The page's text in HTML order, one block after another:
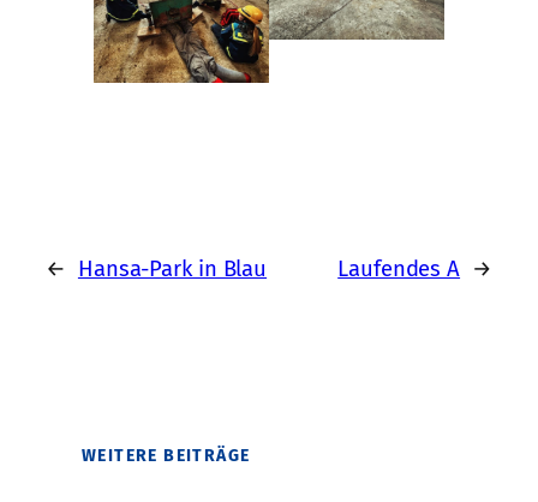
← Hansa-Park in Blau Laufendes A →
WEITERE BEITRÄGE